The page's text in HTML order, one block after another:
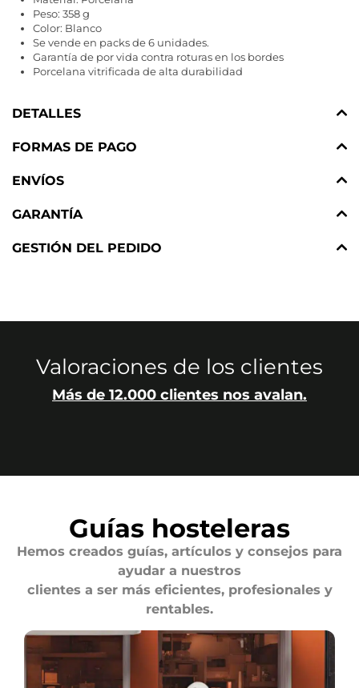
Peso: 358 g
Color: Blanco
Se vende en packs de 6 unidades.
Garantía de por vida contra roturas en los bordes
Porcelana vitrificada de alta durabilidad
DETALLES
FORMAS DE PAGO
ENVÍOS
GARANTÍA
GESTIÓN DEL PEDIDO
Valoraciones de los clientes
Más de 12.000 clientes nos avalan.
Guías hosteleras
Hemos creados guías, artículos y consejos para
ayudar a nuestros
clientes a ser más eficientes, profesionales y
rentables.